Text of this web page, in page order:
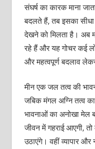
संघर्ष का कारक माना
बदलते हैं, तब इसका सीधा
देखने को मिलता है। अब
रहे हैं और यह गोचर कई
और महत्वपूर्ण बदलाव
मीन एक जल तत्व की
जबिक मंगल अग्नि तत्व
भावनाओं का अनोखा मेल
जीवन में गहराई आएगी,
उठाएंगे। वहीं व्यापार